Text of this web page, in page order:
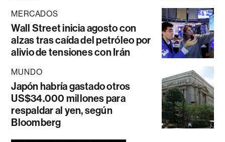
MERCADOS
Wall Street inicia agosto con
alzas tras caída del petróleo por
alivio de tensiones con Irán
MUNDO
Japón habría gastado otros
US$34.000 millones para
respaldar al yen, según
Bloomberg